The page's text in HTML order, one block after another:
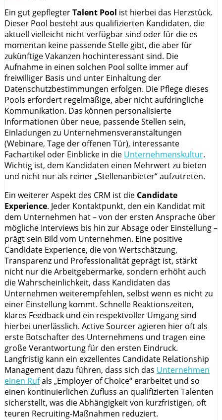
Ein gut gepflegterTalent Pool ist hierbei das Herzstück.
Dieser Pool besteht aus qualifizierten Kandidaten, die
aktuell vielleicht nicht verfügbar sind oder für die es
momentan keine passende Stelle gibt, die aber für
zukünftige Vakanzen hochinteressant sind. Die
Aufnahme in einen solchen Pool sollte immer auf
freiwilliger Basis und unter Einhaltung der
Datenschutzbestimmungen erfolgen. Die Pflege dieses
Pools erfordert regelmäßige, aber nicht aufdringliche
Kommunikation. Das können personalisierte
Informationen über neue, passende Stellen sein,
Einladungen zu Unternehmensveranstaltungen
(Webinare, Tage der offenen Tür), interessante
Fachartikel oder Einblicke in die Unternehmenskultur.
Wichtig ist, dem Kandidaten einen Mehrwert zu bieten
und nicht nur als reiner „Stellenanbieter“ aufzutreten.
Ein weiterer Aspekt des CRM ist die Candidate
Experience. Jeder Kontaktpunkt, den ein Kandidat mit
dem Unternehmen hat – von der ersten Ansprache über
mögliche Interviews bis hin zur Absage oder Einstellung –
prägt sein Bild vom Unternehmen. Eine positive
Candidate Experience, die von Wertschätzung,
Transparenz und Professionalität geprägt ist, stärkt
nicht nur die Arbeitgebermarke, sondern erhöht auch
die Wahrscheinlichkeit, dass Kandidaten das
Unternehmen weiterempfehlen, selbst wenn es nicht zu
einer Einstellung kommt. Schnelle Reaktionszeiten,
klares Feedback und ein respektvoller Umgang sind
hierbei unerlässlich. Active Sourcer agieren hier oft als
erste Botschafter des Unternehmens und tragen eine
große Verantwortung für den ersten Eindruck.
Langfristig kann ein exzellentes Candidate Relationship
Management dazu führen, dass sich das Unternehmen
einen Rufals „Employer of Choice“ erarbeitet und so
einen kontinuierlichen Zufluss an qualifizierten Talenten
sicherstellt, was die Abhängigkeit von kurzfristigen, oft
teuren Recruiting-Maßnahmen reduziert.